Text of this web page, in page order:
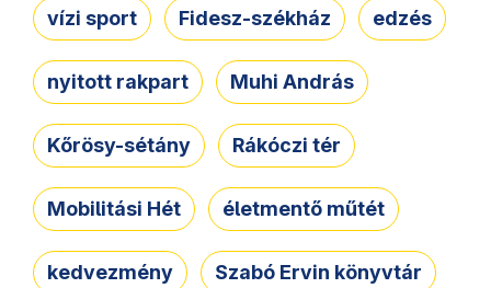
vízi sport Fidesz-székház edzés
nyitott rakpart Muhi András
Kőrösy-sétány Rákóczi tér
Mobilitási Hét életmentő műtét
kedvezmény Szabó Ervin könyvtár